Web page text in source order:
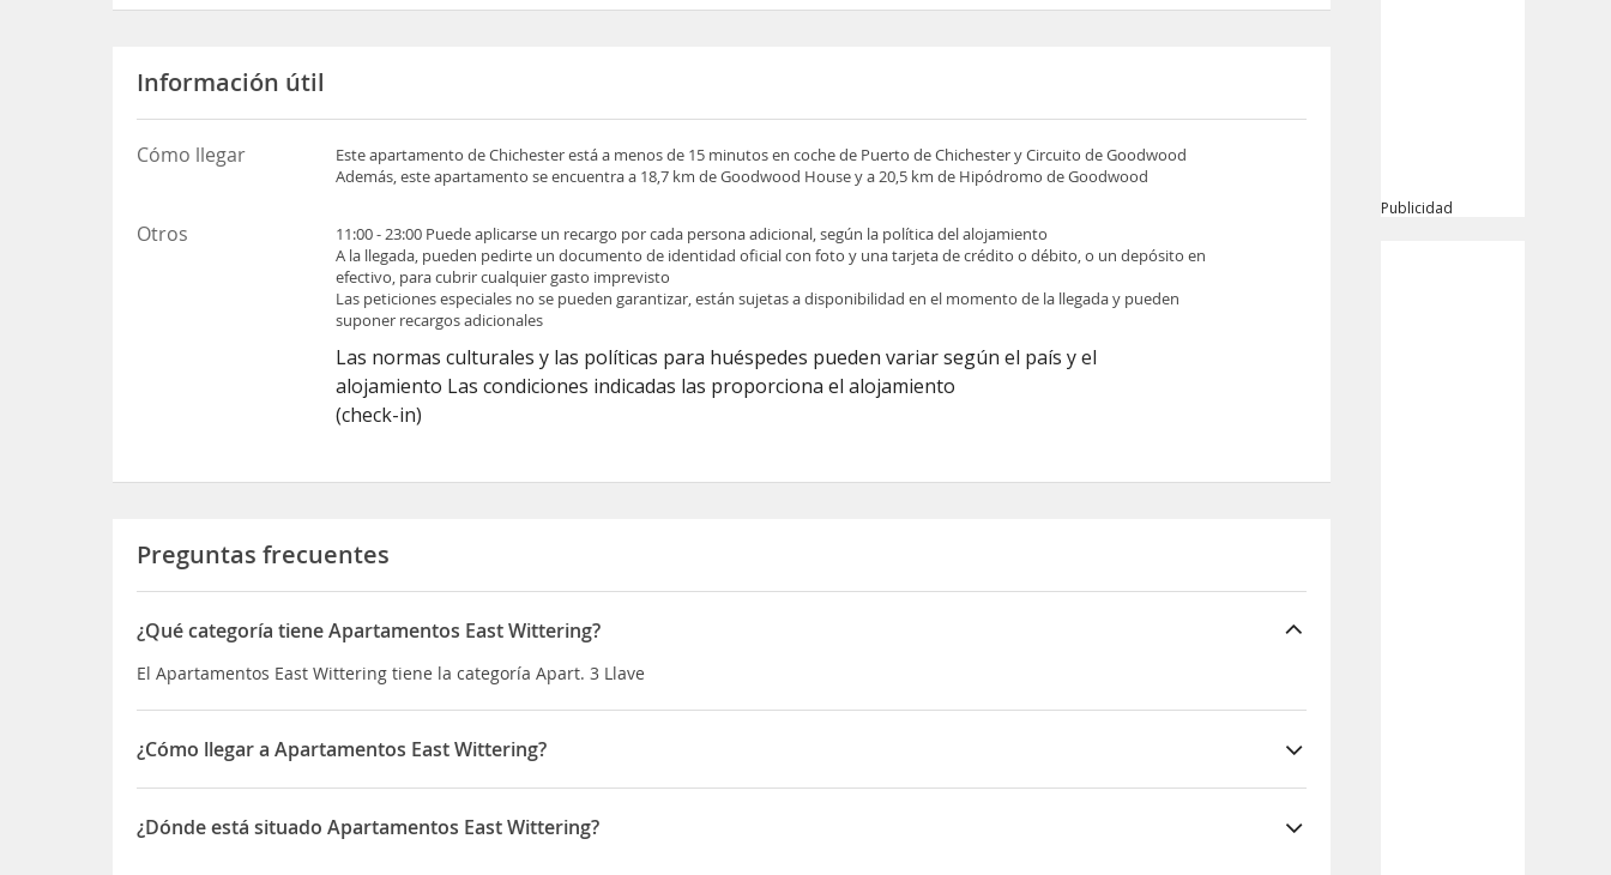
Información útil
Cómo llegar
Este apartamento de Chichester está a menos de 15 minutos en coche de Puerto de Chichester y Circuito de Goodwood
Además, este apartamento se encuentra a 18,7 km de Goodwood House y a 20,5 km de Hipódromo de Goodwood
Otros
11:00 - 23:00 Puede aplicarse un recargo por cada persona adicional, según la política del alojamiento
A la llegada, pueden pedirte un documento de identidad oficial con foto y una tarjeta de crédito o débito, o un depósito en
efectivo, para cubrir cualquier gasto imprevisto
Las peticiones especiales no se pueden garantizar, están sujetas a disponibilidad en el momento de la llegada y pueden
suponer recargos adicionales
Las normas culturales y las políticas para huéspedes pueden variar según el país y el
alojamiento Las condiciones indicadas las proporciona el alojamiento
(check-in)
Preguntas frecuentes
¿Qué categoría tiene Apartamentos East Wittering?
El Apartamentos East Wittering tiene la categoría Apart. 3 Llave
¿Cómo llegar a Apartamentos East Wittering?
Este apartamento de Chichester está a menos de 15 minutos en coche de Puerto de Chichester y Circuito de Goodwood Además, este
apartamento se encuentra a 18,7 km de Goodwood House y a 20,5 km de Hipódromo de Goodwood
¿Dónde está situado Apartamentos East Wittering?
Publicidad